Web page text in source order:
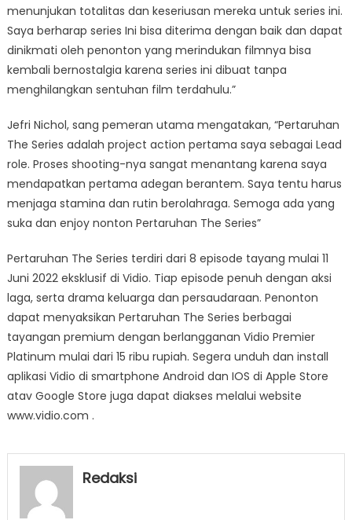
menunjukan totalitas dan keseriusan mereka untuk series ini.
Saya berharap series Ini bisa diterima dengan baik dan dapat
dinikmati oleh penonton yang merindukan filmnya bisa
kembali bernostalgia karena series ini dibuat tanpa
menghilangkan sentuhan film terdahulu.”
Jefri Nichol, sang pemeran utama mengatakan, “Pertaruhan
The Series adalah project action pertama saya sebagai Lead
role. Proses shooting-nya sangat menantang karena saya
mendapatkan pertama adegan berantem. Saya tentu harus
menjaga stamina dan rutin berolahraga. Semoga ada yang
suka dan enjoy nonton Pertaruhan The Series”
Pertaruhan The Series terdiri dari 8 episode tayang mulai 11
Juni 2022 eksklusif di Vidio. Tiap episode penuh dengan aksi
laga, serta drama keluarga dan persaudaraan. Penonton
dapat menyaksikan Pertaruhan The Series berbagai
tayangan premium dengan berlangganan Vidio Premier
Platinum mulai dari 15 ribu rupiah. Segera unduh dan install
aplikasi Vidio di smartphone Android dan IOS di Apple Store
atav Google Store juga dapat diakses melalui website
www.vidio.com .
Redaksi